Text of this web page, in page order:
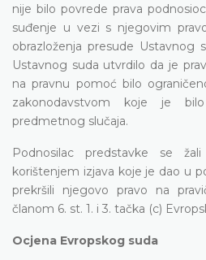
nije bilo povrede prava
suđenje u vezi s njegovim
obrazloženja presude Ustavnog
Ustavnog suda utvrdilo da je
na pravnu pomoć bilo
zakonodavstvom koje je
predmetnog slučaja.
Podnosilac predstavke se
korištenjem izjava koje je dao u
prekršili njegovo pravo na
članom 6. st. 1. i 3. tačka (c)
Ocjena Evropskog suda